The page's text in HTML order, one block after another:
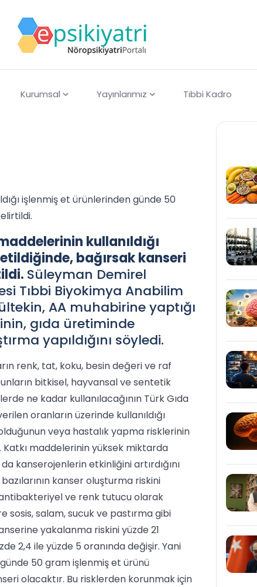
Kurumsal Yayınlarımız Tıbbi Kadro
işlenmiş et ürünlerinden günde 50
kullanıldığı
bağırsak kanseri
Süleyman Demirel
Tıbbi Biyokimya Anabilim
AA muhabirine yaptığı
gıda üretiminde
yapıldığını söyledi.
renk, tat, koku, besin değeri ve raf
bitkisel, hayvansal ve sentetik
ne kadar kullanılacağının Türk Gıda
oranların üzerinde kullanıldığı
veya hastalık yapma risklerinin
Katkı maddelerinin yüksek miktarda
kanserojenlerin etkinliğini artırdığını
kanser oluşturma riskini
antibakteriyel ve renk tutucu olarak
sosis, salam, sucuk ve pastırma gibi
yakalanma riskini yüzde 21
2,4 ile yüzde 5 oranında değişir. Yani
50 gram işlenmiş et ürünü
olacaktır. Bu risklerden korunmak için